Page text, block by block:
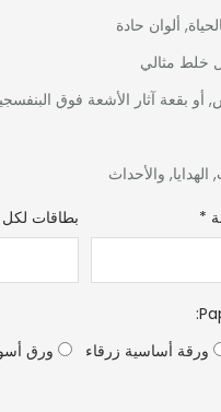
ألوان حادة
مثالي
أو بقعة آثار الأشعة فوق
الهدايا, والأحداث
* بطاقات
:
ورقة أساسية زرقاء ورق